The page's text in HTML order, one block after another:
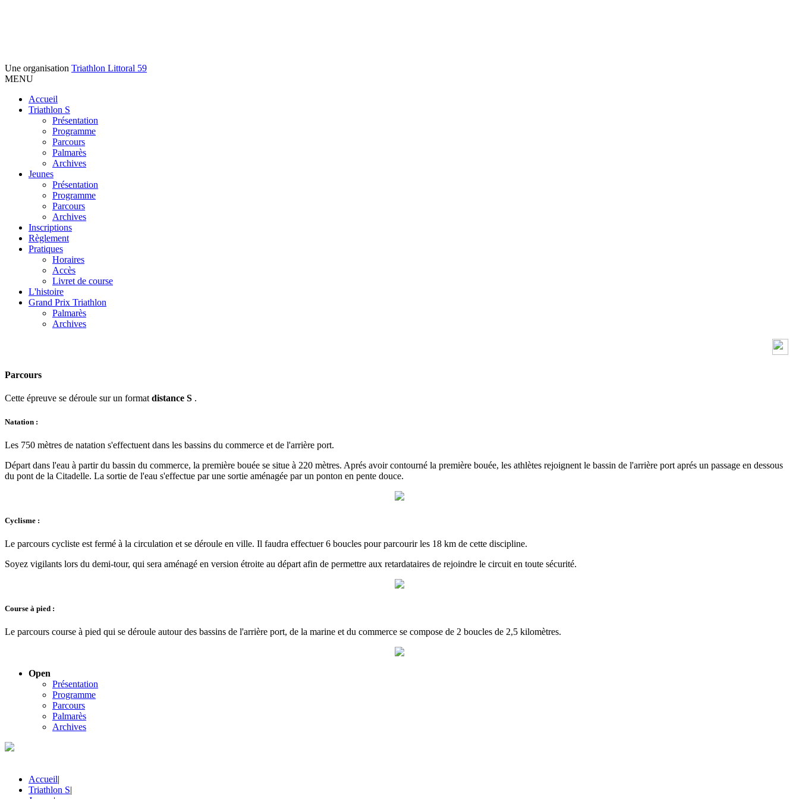
Une organisation Triathlon Littoral 59
MENU
Accueil
Triathlon S
Présentation
Programme
Parcours
Palmarès
Archives
Jeunes
Présentation
Programme
Parcours
Archives
Inscriptions
Règlement
Pratiques
Horaires
Accès
Livret de course
L'histoire
Grand Prix Triathlon
Palmarès
Archives
Parcours
Cette épreuve se déroule sur un formatdistance S .
Natation :
Les 750 mètres de natation s'effectuent dans les bassins du commerce et de l'arrière port.
Départ dans l'eau à partir du bassin du commerce, la première bouée se situe à 220 mètres. Aprés avoir contourné la première bouée, les athlètes rejoignent le bassin de l'arrière port aprés un passage en dessous
du pont de la Citadelle. La sortie de l'eau s'effectue par une sortie aménagée par un ponton en pente douce.
Cyclisme :
Le parcours cycliste est fermé à la circulation et se déroule en ville. Il faudra effectuer 6 boucles pour parcourir les 18 km de cette discipline.
Soyez vigilants lors du demi-tour, qui sera aménagé en version étroite au départ afin de permettre aux retardataires de rejoindre le circuit en toute sécurité.
Course à pied :
Le parcours course à pied qui se déroule autour des bassins de l'arrière port, de la marine et du commerce se compose de 2 boucles de 2,5 kilomètres.
Open
Présentation
Programme
Parcours
Palmarès
Archives
Accueil|
Triathlon S|